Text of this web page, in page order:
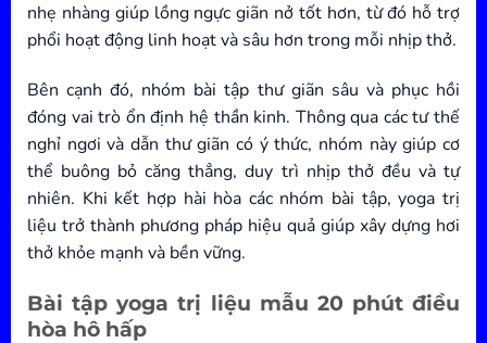
nhẹ nhàng giúp lồng ngực giãn nở tốt hơn, từ đó hỗ trợ
phổi hoạt động linh hoạt và sâu hơn trong mỗi nhịp thở.
Bên cạnh đó, nhóm bài tập thư giãn sâu và phục hồi
đóng vai trò ổn định hệ thần kinh. Thông qua các tư thế
nghỉ ngơi và dẫn thư giãn có ý thức, nhóm này giúp cơ
thể buông bỏ căng thẳng, duy trì nhịp thở đều và tự
nhiên. Khi kết hợp hài hòa các nhóm bài tập, yoga trị
liệu trở thành phương pháp hiệu quả giúp xây dựng hơi
thở khỏe mạnh và bền vững.
Bài tập yoga trị liệu mẫu 20 phút điều
hòa hô hấp